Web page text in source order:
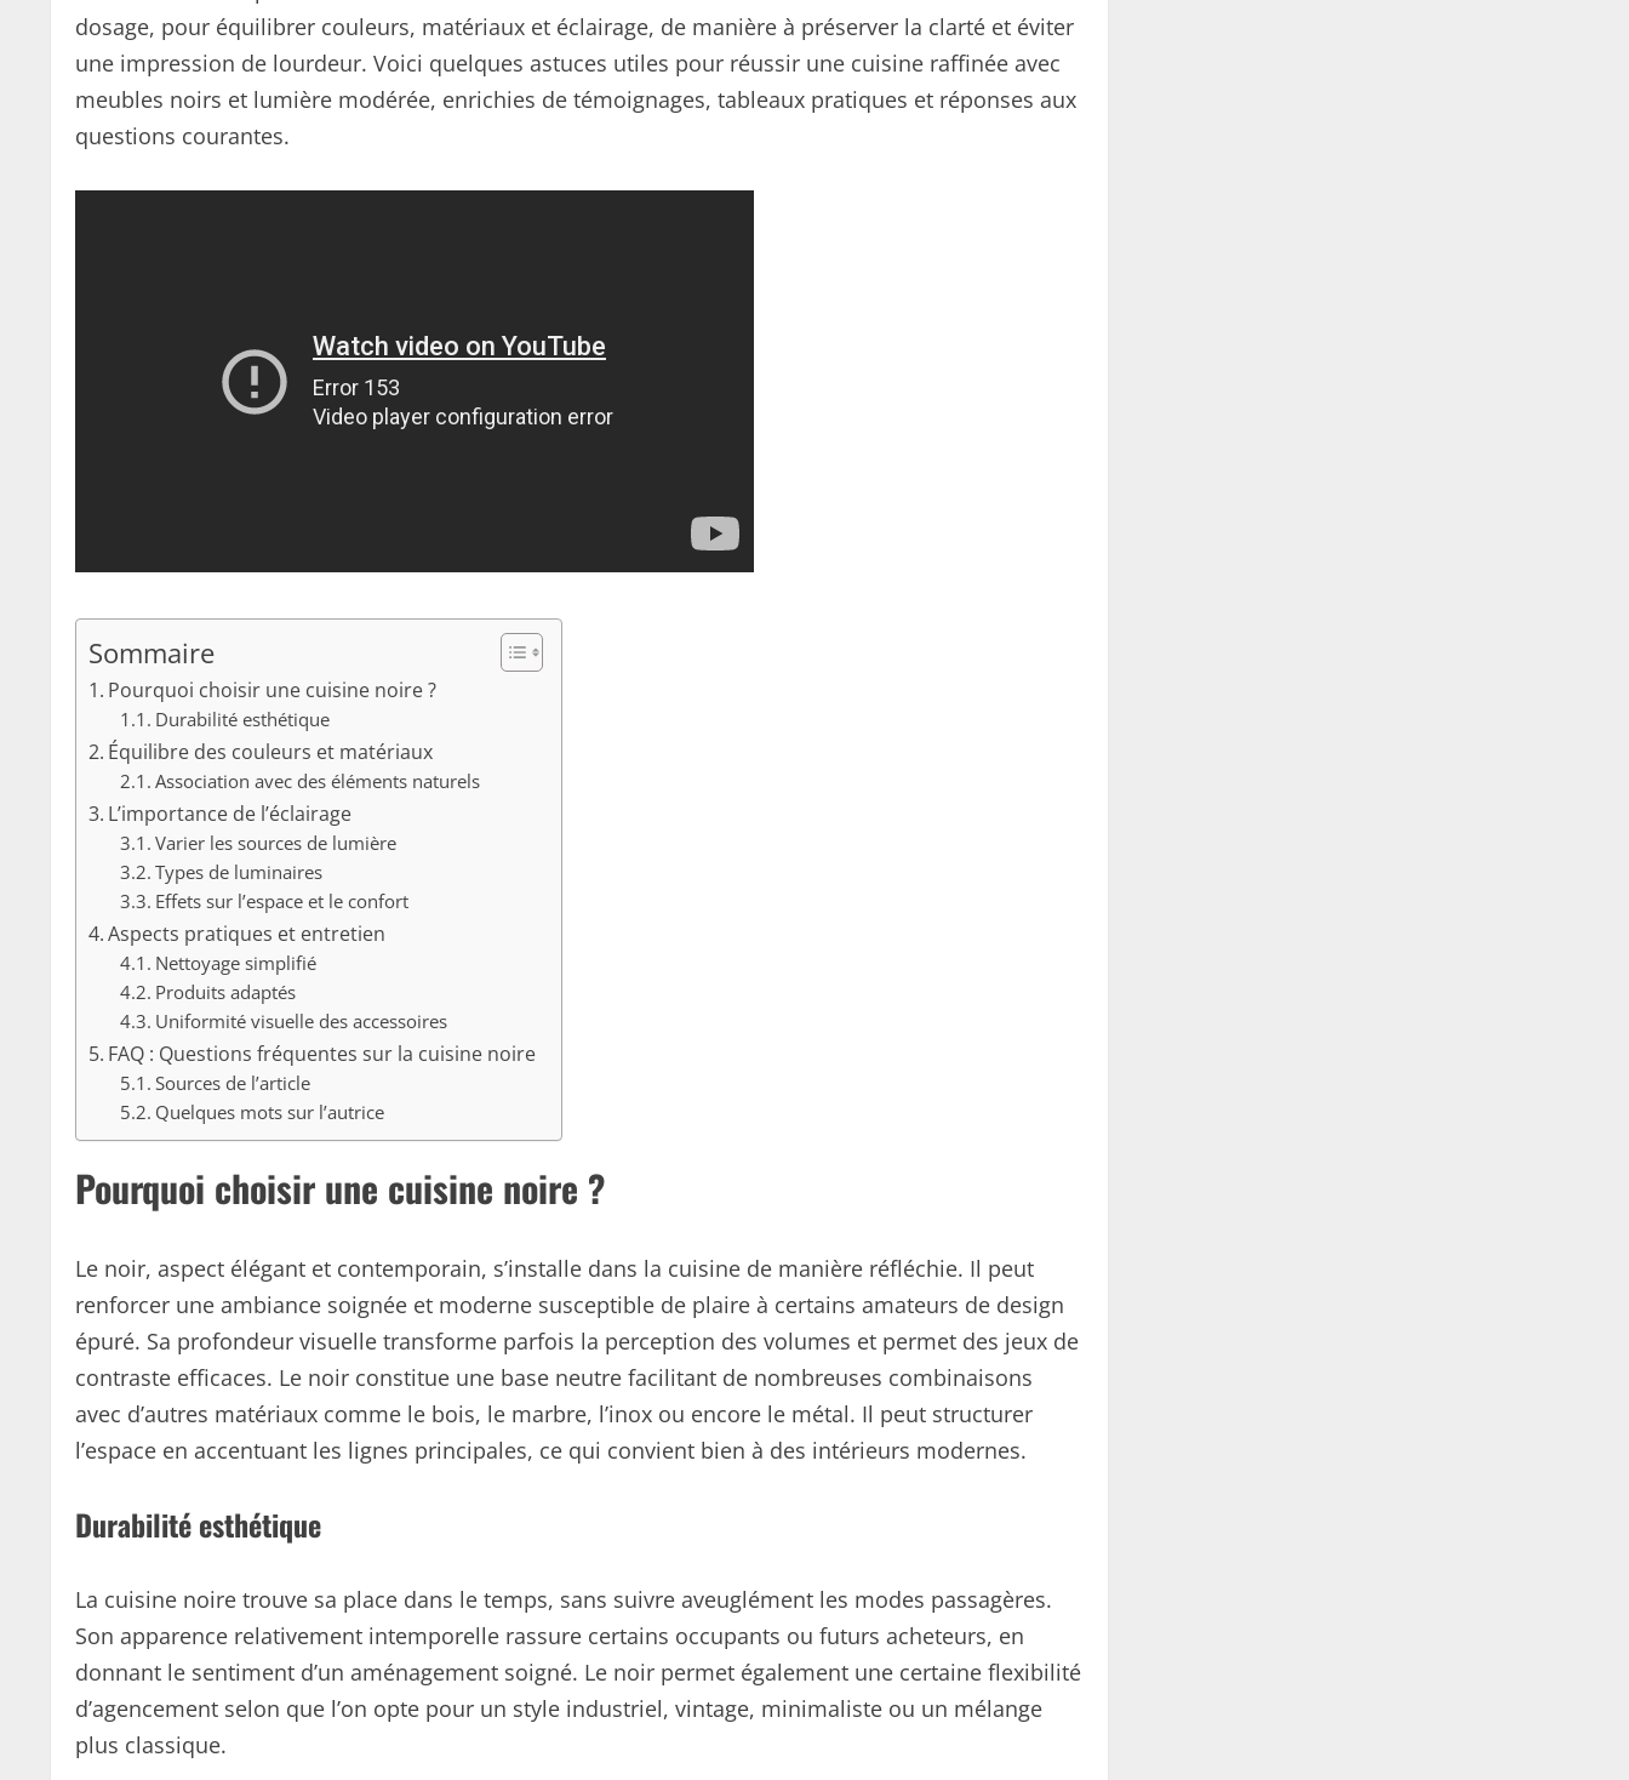
dosage, pour équilibrer couleurs, matériaux et éclairage, de manière à préserver la clarté et éviter
une impression de lourdeur. Voici quelques astuces utiles pour réussir une cuisine raffinée avec
meubles noirs et lumière modérée, enrichies de témoignages, tableaux pratiques et réponses aux
questions courantes.
Sommaire
Pourquoi choisir une cuisine noire ?
Durabilité esthétique
Équilibre des couleurs et matériaux
Association avec des éléments naturels
L’importance de l’éclairage
Varier les sources de lumière
Types de luminaires
Effets sur l’espace et le confort
Aspects pratiques et entretien
Nettoyage simplifié
Produits adaptés
Uniformité visuelle des accessoires
FAQ : Questions fréquentes sur la cuisine noire
Sources de l’article
Quelques mots sur l’autrice
Pourquoi choisir une cuisine noire ?
Le noir, aspect élégant et contemporain, s’installe dans la cuisine de manière réfléchie. Il peut
renforcer une ambiance soignée et moderne susceptible de plaire à certains amateurs de design
épuré. Sa profondeur visuelle transforme parfois la perception des volumes et permet des jeux de
contraste efficaces. Le noir constitue une base neutre facilitant de nombreuses combinaisons
avec d’autres matériaux comme le bois, le marbre, l’inox ou encore le métal. Il peut structurer
l’espace en accentuant les lignes principales, ce qui convient bien à des intérieurs modernes.
Durabilité esthétique
La cuisine noire trouve sa place dans le temps, sans suivre aveuglément les modes passagères.
Son apparence relativement intemporelle rassure certains occupants ou futurs acheteurs, en
donnant le sentiment d’un aménagement soigné. Le noir permet également une certaine flexibilité
d’agencement selon que l’on opte pour un style industriel, vintage, minimaliste ou un mélange
plus classique.